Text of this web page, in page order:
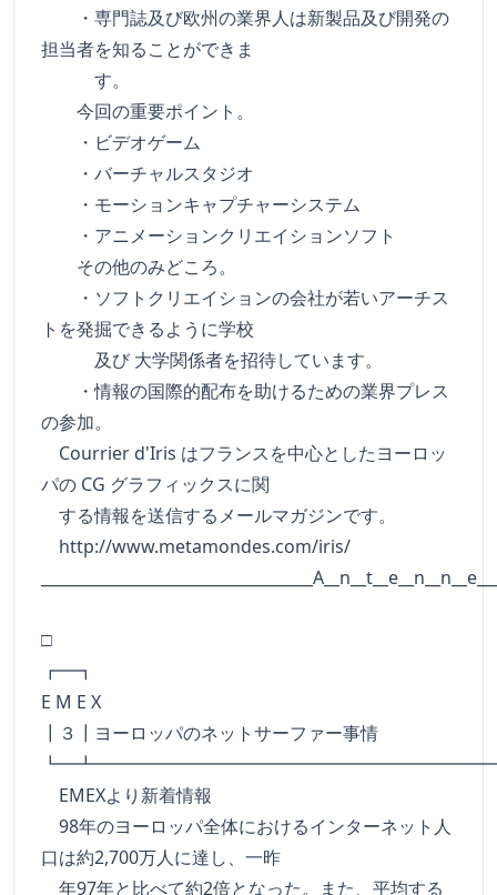
・専門誌及び欧州の業界人は新製品及び開発の
担当者を知ることができま
す。
今回の重要ポイント。
・ビデオゲーム
・バーチャルスタジオ
・モーションキャプチャーシステム
・アニメーションクリエイションソフト
その他のみどころ。
・ソフトクリエイションの会社が若いアーチス
トを発掘できるように学校
及び 大学関係者を招待しています。
・情報の国際的配布を助けるための業界プレス
の参加。
Courrier d'Iris はフランスを中心としたヨーロッ
パの CG グラフィックスに関
する情報を送信するメールマガジンです。
http://www.metamondes.com/iris/
□
E M E X
┃３┃ヨーロッパのネットサーファー事情
EMEXより新着情報
98年のヨーロッパ全体におけるインターネット人
口は約2,700万人に達し、一昨
年97年と比べて約2倍となった。また、平均する